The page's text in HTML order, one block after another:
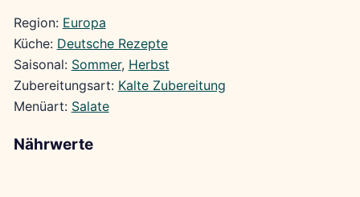
Region: Europa
Küche: Deutsche Rezepte
Saisonal: Sommer, Herbst
Zubereitungsart: Kalte Zubereitung
Menüart: Salate
Nährwerte